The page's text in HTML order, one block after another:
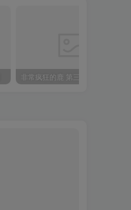
非常疯狂的鹿 第三人称射击游戏